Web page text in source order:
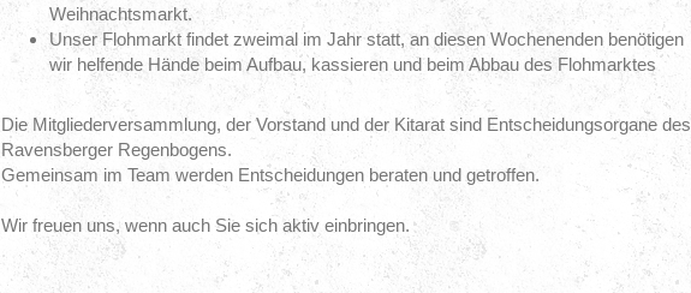
Weihnachtsmarkt.
Unser Flohmarkt findet zweimal im Jahr statt, an diesen Wochenenden benötigen
wir helfende Hände beim Aufbau, kassieren und beim Abbau des Flohmarktes
Die Mitgliederversammlung, der Vorstand und der Kitarat sind Entscheidungsorgane des
Ravensberger Regenbogens.
Gemeinsam im Team werden Entscheidungen beraten und getroffen.
Wir freuen uns, wenn auch Sie sich aktiv einbringen.